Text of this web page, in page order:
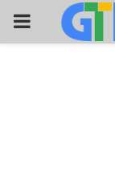
PRIMARY